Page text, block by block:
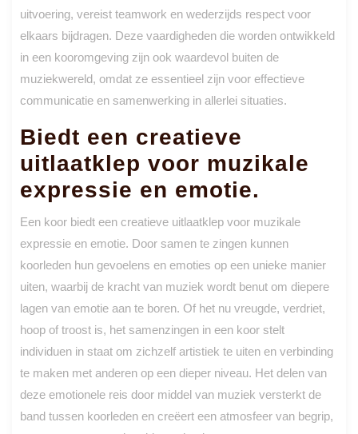
uitvoering, vereist teamwork en wederzijds respect voor
elkaars bijdragen. Deze vaardigheden die worden ontwikkeld
in een kooromgeving zijn ook waardevol buiten de
muziekwereld, omdat ze essentieel zijn voor effectieve
communicatie en samenwerking in allerlei situaties.
Biedt een creatieve
uitlaatklep voor muzikale
expressie en emotie.
Een koor biedt een creatieve uitlaatklep voor muzikale
expressie en emotie. Door samen te zingen kunnen
koorleden hun gevoelens en emoties op een unieke manier
uiten, waarbij de kracht van muziek wordt benut om diepere
lagen van emotie aan te boren. Of het nu vreugde, verdriet,
hoop of troost is, het samenzingen in een koor stelt
individuen in staat om zichzelf artistiek te uiten en verbinding
te maken met anderen op een dieper niveau. Het delen van
deze emotionele reis door middel van muziek versterkt de
band tussen koorleden en creëert een atmosfeer van begrip,